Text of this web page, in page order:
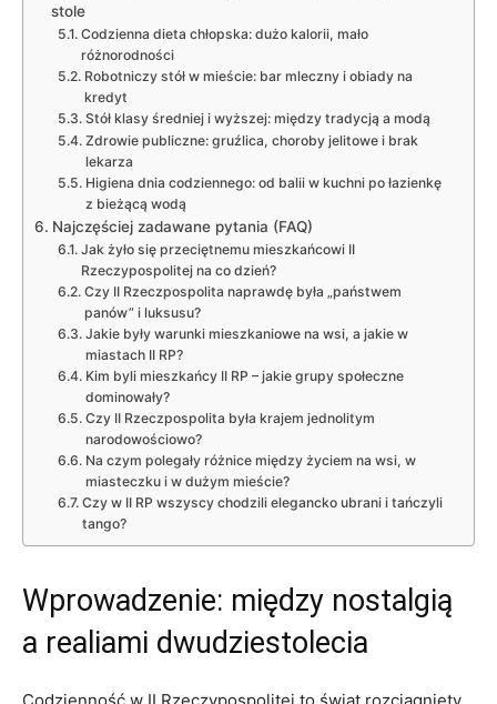
stole
Codzienna dieta chłopska: dużo kalorii, mało
różnorodności
Robotniczy stół w mieście: bar mleczny i obiady na
kredyt
Stół klasy średniej i wyższej: między tradycją a modą
Zdrowie publiczne: gruźlica, choroby jelitowe i brak
lekarza
Higiena dnia codziennego: od balii w kuchni po łazienkę
z bieżącą wodą
Najczęściej zadawane pytania (FAQ)
Jak żyło się przeciętnemu mieszkańcowi II
Rzeczypospolitej na co dzień?
Czy II Rzeczpospolita naprawdę była „państwem
panów” i luksusu?
Jakie były warunki mieszkaniowe na wsi, a jakie w
miastach II RP?
Kim byli mieszkańcy II RP – jakie grupy społeczne
dominowały?
Czy II Rzeczpospolita była krajem jednolitym
narodowościowo?
Na czym polegały różnice między życiem na wsi, w
miasteczku i w dużym mieście?
Czy w II RP wszyscy chodzili elegancko ubrani i tańczyli
tango?
Wprowadzenie: między nostalgią
a realiami dwudziestolecia